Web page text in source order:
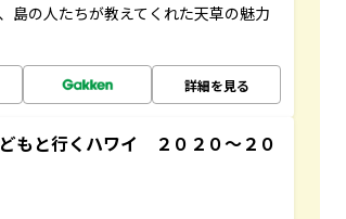
島の人たちが教えてくれた天草の魅力
詳細を見る
と行くハワイ ２０２０～２０